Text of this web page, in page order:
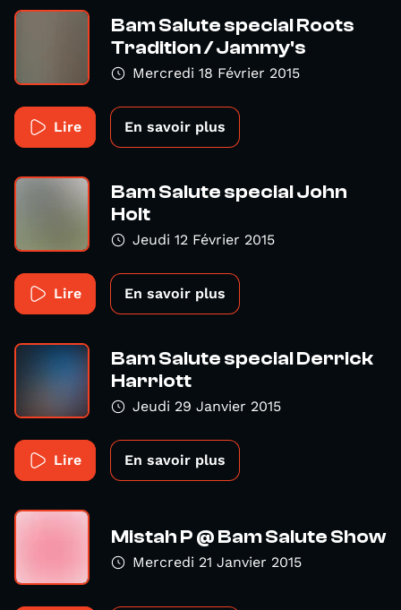
Bam Salute special Roots
Tradition / Jammy's
Mercredi 18 Février 2015
Lire En savoir plus
Bam Salute special John
Holt
Jeudi 12 Février 2015
Lire En savoir plus
Bam Salute special Derrick
Harriott
Jeudi 29 Janvier 2015
Lire En savoir plus
Mistah P @ Bam Salute Show
Mercredi 21 Janvier 2015